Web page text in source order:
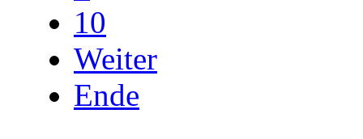
10
Weiter
Ende